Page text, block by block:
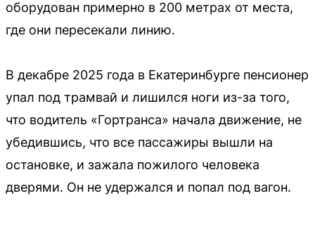
оборудован примерно в 200 метрах от места,
где они пересекали линию.
В декабре 2025 года в Екатеринбурге пенсионер
упал под трамвай и лишился ноги из-за того,
что водитель «Гортранса» начала движение, не
убедившись, что все пассажиры вышли на
остановке, и зажала пожилого человека
дверями. Он не удержался и попал под вагон.